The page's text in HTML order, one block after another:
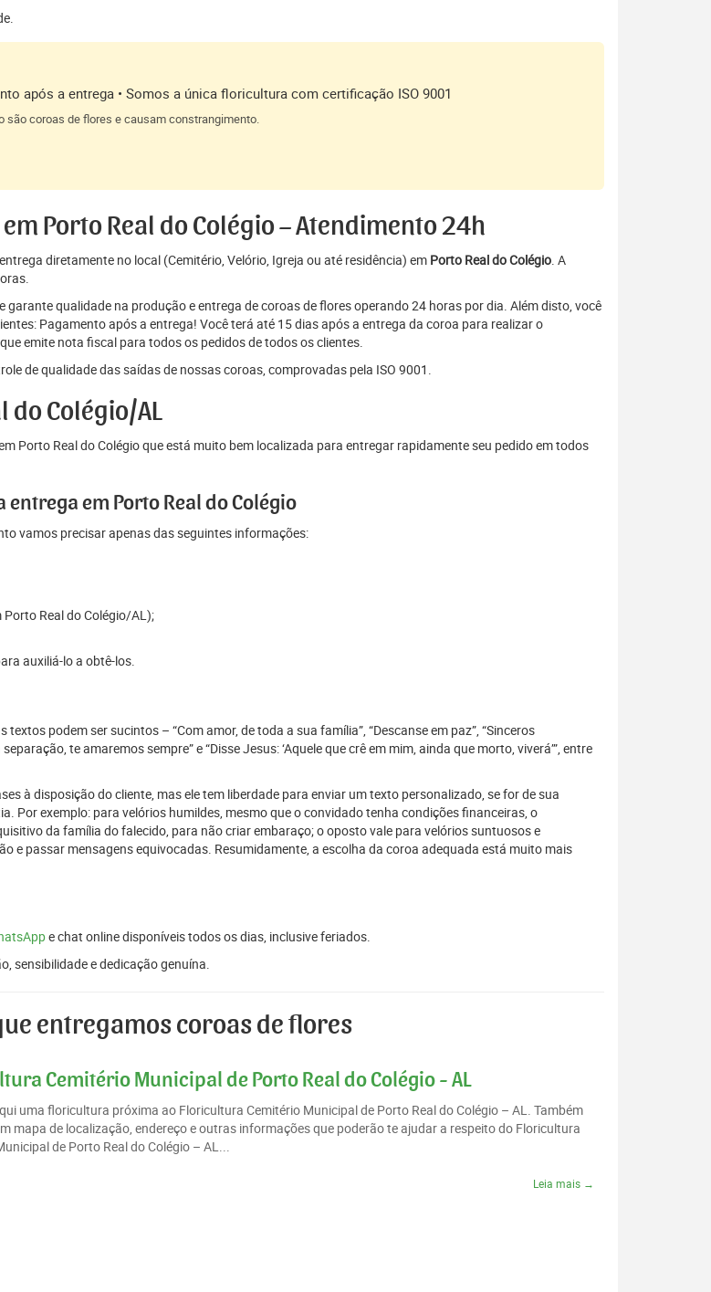
após a entrega • Somos a única floricultura com certificação ISO 9001
coroas de flores e causam constrangimento.
Porto Real do Colégio – Atendimento 24h
diretamente no local (Cemitério, Velório, Igreja ou até residência) em Porto Real do Colégio. A
qualidade na produção e entrega de coroas de flores operando 24 horas por dia. Além disto, você
Pagamento após a entrega! Você terá até 15 dias após a entrega da coroa para realizar o
emite nota fiscal para todos os pedidos de todos os clientes.
de qualidade das saídas de nossas coroas, comprovadas pela ISO 9001.
do Colégio/AL
Porto Real do Colégio que está muito bem localizada para entregar rapidamente seu pedido em todos
em Porto Real do Colégio
vamos precisar apenas das seguintes informações:
Real do Colégio/AL);
auxiliá-lo a obtê-los.
podem ser sucintos – “Com amor, de toda a sua família”, “Descanse em paz”, “Sinceros
te amaremos sempre” e “Disse Jesus: ‘Aquele que crê em mim, ainda que morto, viverá’”, entre
à disposição do cliente, mas ele tem liberdade para enviar um texto personalizado, se for de sua
Por exemplo: para velórios humildes, mesmo que o convidado tenha condições financeiras, o
da família do falecido, para não criar embaraço; o oposto vale para velórios suntuosos e
e passar mensagens equivocadas. Resumidamente, a escolha da coroa adequada está muito mais
e chat online disponíveis todos os dias, inclusive feriados.
sensibilidade e dedicação genuína.
entregamos coroas de flores
Cemitério Municipal de Porto Real do Colégio - AL
uma floricultura próxima ao Floricultura Cemitério Municipal de Porto Real do Colégio – AL. Também
mapa de localização, endereço e outras informações que poderão te ajudar a respeito do Floricultura
de Porto Real do Colégio – AL...
Leia mais →